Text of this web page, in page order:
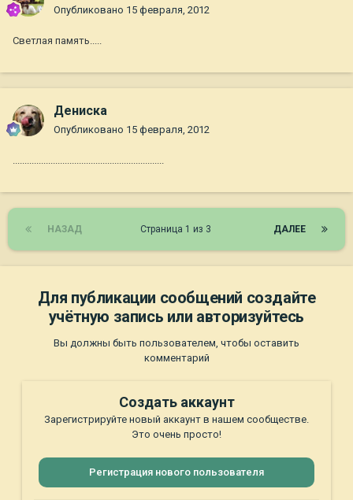
Опубликовано 15 февраля, 2012
Светлая память.....
Дениска
Опубликовано 15 февраля, 2012
................................................................
НАЗАД ДАЛЕЕ
Страница 1 из 3
Для публикации сообщений создайте
учётную запись или авторизуйтесь
Вы должны быть пользователем, чтобы оставить
комментарий
Создать аккаунт
Зарегистрируйте новый аккаунт в нашем сообществе.
Это очень просто!
Регистрация нового пользователя